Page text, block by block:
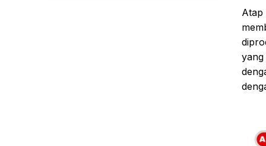
Atap
yang